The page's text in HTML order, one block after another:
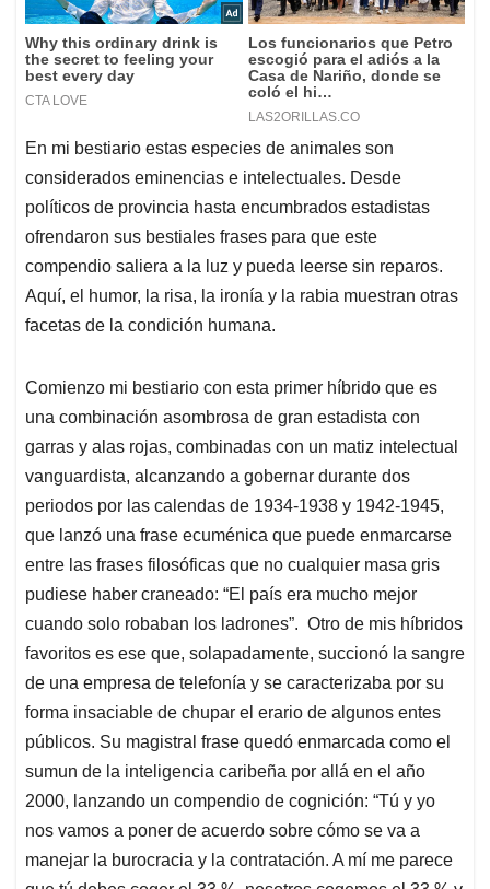
En mi bestiario estas especies de animales son
considerados eminencias e intelectuales. Desde
políticos de provincia hasta encumbrados estadistas
ofrendaron sus bestiales frases para que este
compendio saliera a la luz y pueda leerse sin reparos.
Aquí, el humor, la risa, la ironía y la rabia muestran otras
facetas de la condición humana.
Comienzo mi bestiario con esta primer híbrido que es
una combinación asombrosa de gran estadista con
garras y alas rojas, combinadas con un matiz intelectual
vanguardista, alcanzando a gobernar durante dos
periodos por las calendas de 1934-1938 y 1942-1945,
que lanzó una frase ecuménica que puede enmarcarse
entre las frases filosóficas que no cualquier masa gris
pudiese haber craneado: “El país era mucho mejor
cuando solo robaban los ladrones”. Otro de mis híbridos
favoritos es ese que, solapadamente, succionó la sangre
de una empresa de telefonía y se caracterizaba por su
forma insaciable de chupar el erario de algunos entes
públicos. Su magistral frase quedó enmarcada como el
sumun de la inteligencia caribeña por allá en el año
2000, lanzando un compendio de cognición: “Tú y yo
nos vamos a poner de acuerdo sobre cómo se va a
manejar la burocracia y la contratación. A mí me parece